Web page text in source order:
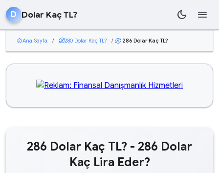
D Dolar Kaç TL? dark_mode menu
homeAna Sayfa / currency_exchange280 Dolar Kaç TL? / currency_exchange 286 Dolar Kaç TL?
286 Dolar Kaç TL? - 286 Dolar
Kaç Lira Eder?